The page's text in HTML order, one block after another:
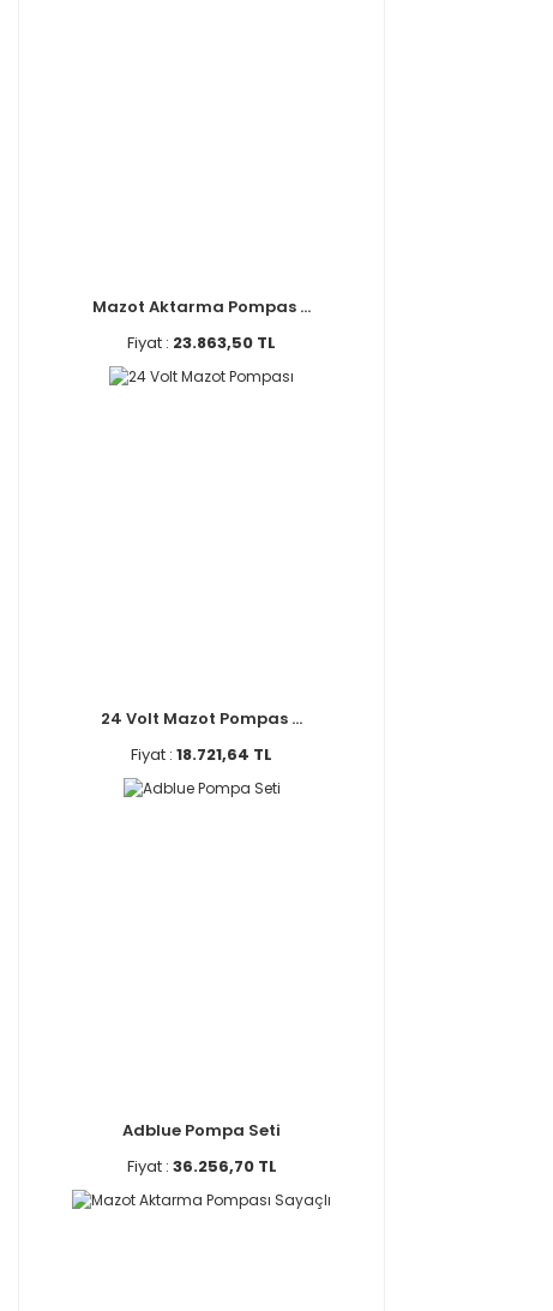
Mazot Aktarma Pompas ...
Fiyat : 23.863,50 TL
24 Volt Mazot Pompas ...
Fiyat : 18.721,64 TL
Adblue Pompa Seti
Fiyat : 36.256,70 TL